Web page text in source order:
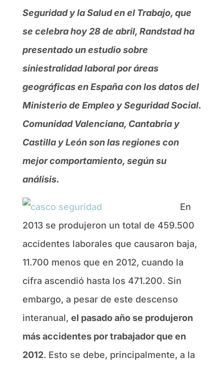
Seguridad y la Salud en el Trabajo, que
se celebra hoy 28 de abril, Randstad ha
presentado un estudio sobre
siniestralidad laboral por áreas
geográficas en España con los datos del
Ministerio de Empleo y Seguridad Social.
Comunidad Valenciana, Cantabria y
Castilla y León son las regiones con
mejor comportamiento, según su
análisis.
En
2013 se produjeron un total de 459.500
accidentes laborales que causaron baja,
11.700 menos que en 2012, cuando la
cifra ascendió hasta los 471.200. Sin
embargo, a pesar de este descenso
interanual, el pasado año se produjeron
más accidentes por trabajador que en
2012. Esto se debe, principalmente, a la